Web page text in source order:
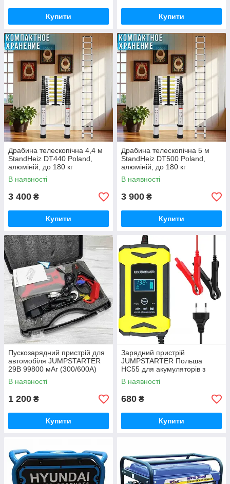
Купити Купити
Драбина телескопічна 4,4 м
StandHeiz DT440 Poland,
алюміній, до 180 кг
В наявності
3 400 ₴
Купити
Драбина телескопічна 5 м
StandHeiz DT500 Poland,
алюміній, до 180 кг
В наявності
3 900 ₴
Купити
Пускозарядний пристрій для
автомобіля JUMPSTARTER
29B 99800 мАг (300/600А)
В наявності
1 200 ₴
Купити
Зарядний пристрій
JUMPSTARTER Польша
HC55 для акумуляторів з
напругою 12 вольт та
струмом от 4A до 100А
В наявності
680 ₴
Купити